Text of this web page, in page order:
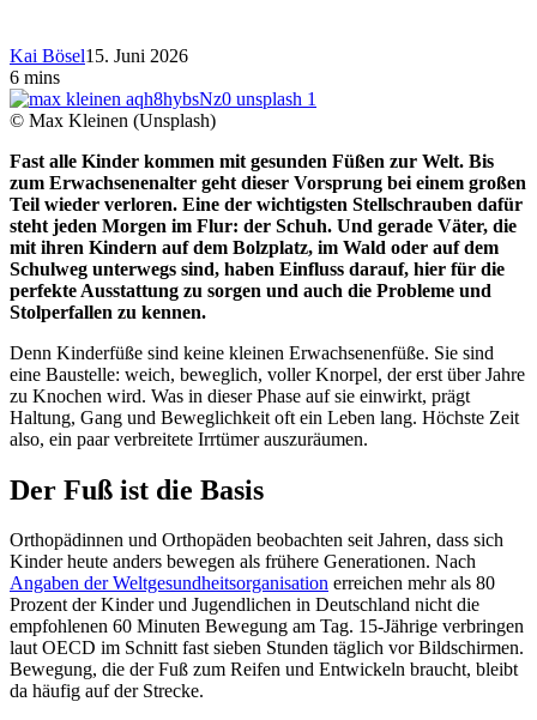
Kai Bösel15. Juni 2026
6 mins
© Max Kleinen (Unsplash)
Fast alle Kinder kommen mit gesunden Füßen zur Welt. Bis
zum Erwachsenenalter geht dieser Vorsprung bei einem großen
Teil wieder verloren. Eine der wichtigsten Stellschrauben dafür
steht jeden Morgen im Flur: der Schuh. Und gerade Väter, die
mit ihren Kindern auf dem Bolzplatz, im Wald oder auf dem
Schulweg unterwegs sind, haben Einfluss darauf, hier für die
perfekte Ausstattung zu sorgen und auch die Probleme und
Stolperfallen zu kennen.
Denn Kinderfüße sind keine kleinen Erwachsenenfüße. Sie sind
eine Baustelle: weich, beweglich, voller Knorpel, der erst über Jahre
zu Knochen wird. Was in dieser Phase auf sie einwirkt, prägt
Haltung, Gang und Beweglichkeit oft ein Leben lang. Höchste Zeit
also, ein paar verbreitete Irrtümer auszuräumen.
Der Fuß ist die Basis
Orthopädinnen und Orthopäden beobachten seit Jahren, dass sich
Kinder heute anders bewegen als frühere Generationen. Nach
Angaben der Weltgesundheitsorganisation erreichen mehr als 80
Prozent der Kinder und Jugendlichen in Deutschland nicht die
empfohlenen 60 Minuten Bewegung am Tag. 15-Jährige verbringen
laut OECD im Schnitt fast sieben Stunden täglich vor Bildschirmen.
Bewegung, die der Fuß zum Reifen und Entwickeln braucht, bleibt
da häufig auf der Strecke.